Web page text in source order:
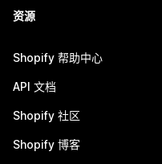
资源
Shopify 帮助中心
API 文档
Shopify 社区
Shopify 博客